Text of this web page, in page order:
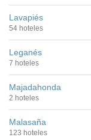
Lavapiés
54 hoteles
Leganés
7 hoteles
Majadahonda
2 hoteles
Malasaña
123 hoteles